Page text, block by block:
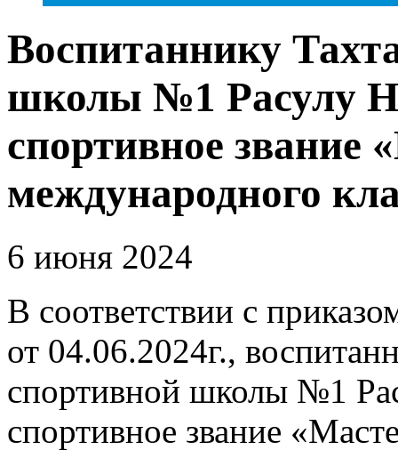
Воспитаннику
школы №1 Расулу
спортивное звание
международного
6 июня 2024
В соответствии с
от 04.06.2024г.,
спортивной школы №1
спортивное звание